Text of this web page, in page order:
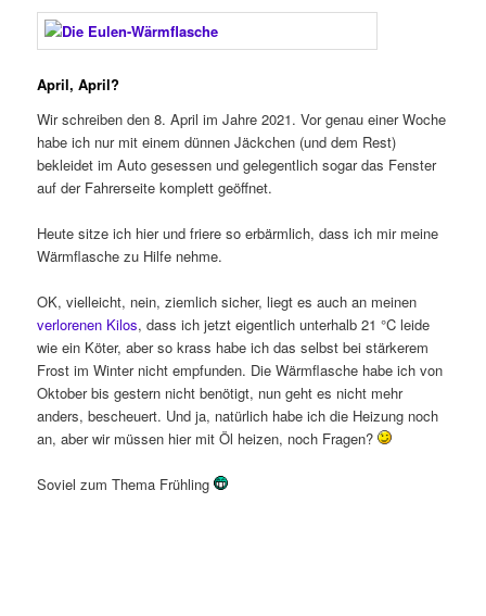
April, April?
Wir schreiben den 8. April im Jahre 2021. Vor genau einer Woche
habe ich nur mit einem dünnen Jäckchen (und dem Rest)
bekleidet im Auto gesessen und gelegentlich sogar das Fenster
auf der Fahrerseite komplett geöffnet.
Heute sitze ich hier und friere so erbärmlich, dass ich mir meine
Wärmflasche zu Hilfe nehme.
OK, vielleicht, nein, ziemlich sicher, liegt es auch an meinen
verlorenen Kilos, dass ich jetzt eigentlich unterhalb 21 °C leide
wie ein Köter, aber so krass habe ich das selbst bei stärkerem
Frost im Winter nicht empfunden. Die Wärmflasche habe ich von
Oktober bis gestern nicht benötigt, nun geht es nicht mehr
anders, bescheuert. Und ja, natürlich habe ich die Heizung noch
an, aber wir müssen hier mit Öl heizen, noch Fragen?
Soviel zum Thema Frühling